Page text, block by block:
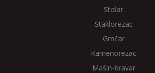
Stolar
Staklorezac
Grnčar
Kamenorezac
Mašin-bravar